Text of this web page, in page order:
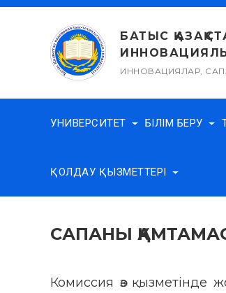
Skip
БАТЫС
ИННОВАЦИЯЛАР,
УНИВЕРСИТЕТ БІЛІМ БЕРУ
ҚОЛДАУ ҚЫЗМЕТТЕРІ
САПАНЫ
Комиссия өз қызметінде